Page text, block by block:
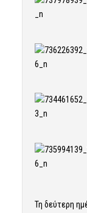
Τη δεύτερη